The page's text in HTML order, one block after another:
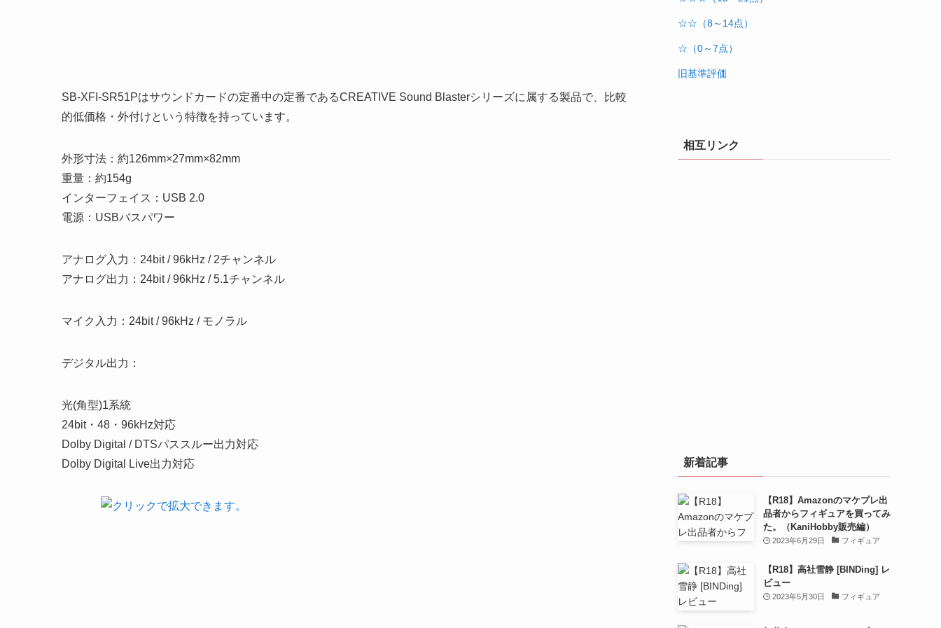
SB-XFI-SR51Pはサウンドカードの定番中の定番であるCREATIVE Sound Blasterシリーズに属する製品で、比較
的低価格・外付けという特徴を持っています。
外形寸法：約126mm×27mm×82mm
重量：約154g
インターフェイス：USB 2.0
電源：USBバスパワー
アナログ入力：24bit / 96kHz / 2チャンネル
アナログ出力：24bit / 96kHz / 5.1チャンネル
マイク入力：24bit / 96kHz / モノラル
デジタル出力：
光(角型)1系統
24bit・48・96kHz対応
Dolby Digital / DTSパススルー出力対応
Dolby Digital Live出力対応
☆☆（8～14点）
☆（0～7点）
旧基準評価
相互リンク
新着記事
【R18】Amazonのマケプレ出
品者からフィギュアを買ってみ
た。（KaniHobby販売編）
2023年6月29日 フィギュア
【R18】高社雪静 [BINDing] レ
ビュー
2023年5月30日 フィギュア